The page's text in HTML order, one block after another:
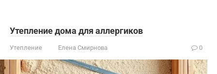
Утепление дома для аллергиков
Утепление Елена Смирнова 0